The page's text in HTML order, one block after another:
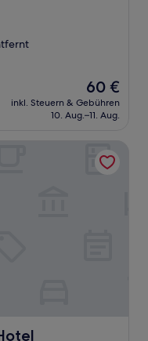
Der
Preis
beträgt
60 €
inkl. Steuern & Gebühren
10. Aug.–11. Aug.